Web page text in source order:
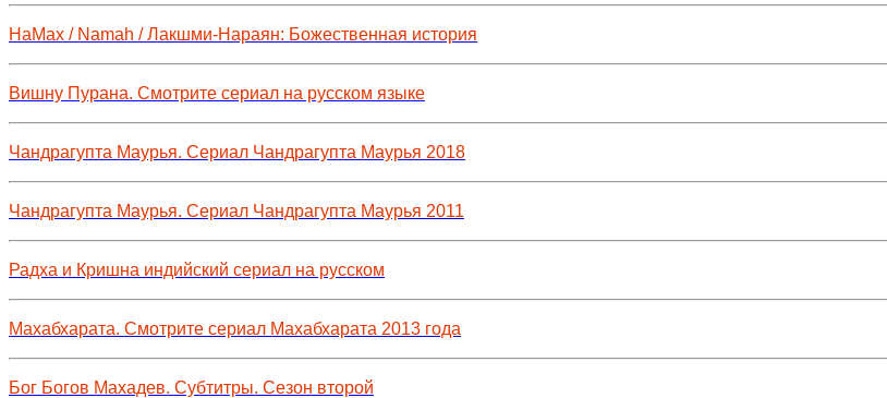
НаМах / Namah / Лакшми-Нараян: Божественная история
Вишну Пурана. Смотрите сериал на русском языке
Чандрагупта Маурья. Сериал Чандрагупта Маурья 2018
Чандрагупта Маурья. Сериал Чандрагупта Маурья 2011
Радха и Кришна индийский сериал на русском
Махабхарата. Смотрите сериал Махабхарата 2013 года
Бог Богов Махадев. Субтитры. Сезон второй